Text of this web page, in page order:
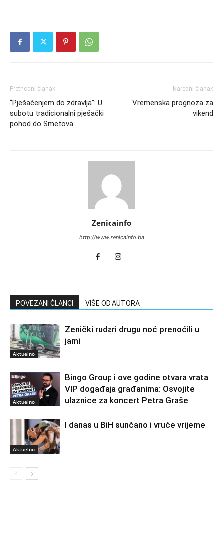
Prethodni članak
“Pješačenjem do zdravlja”: U
subotu tradicionalni pješački
pohod do Smetova
Naredni članak
Vremenska prognoza za
vikend
Zenicainfo
http://www.zenicainfo.ba
POVEZANI ČLANCI VIŠE OD AUTORA
Aktuelno
Zenički rudari drugu noć prenoćili u
jami
Aktuelno
Bingo Group i ove godine otvara vrata
VIP događaja građanima: Osvojite
ulaznice za koncert Petra Graše
Aktuelno
I danas u BiH sunčano i vruće vrijeme